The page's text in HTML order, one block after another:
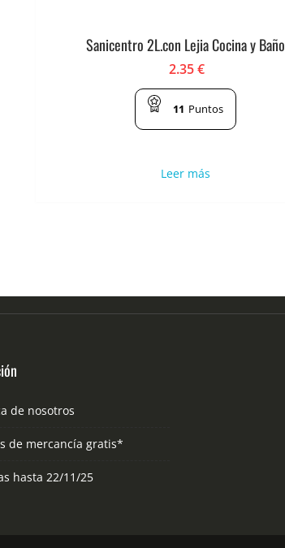
Sanicentro 2L.con Lejia Cocina y Baño
2.35€
11 Puntos
Leer más
de nosotros
de mercancía gratis*
hasta 22/11/25